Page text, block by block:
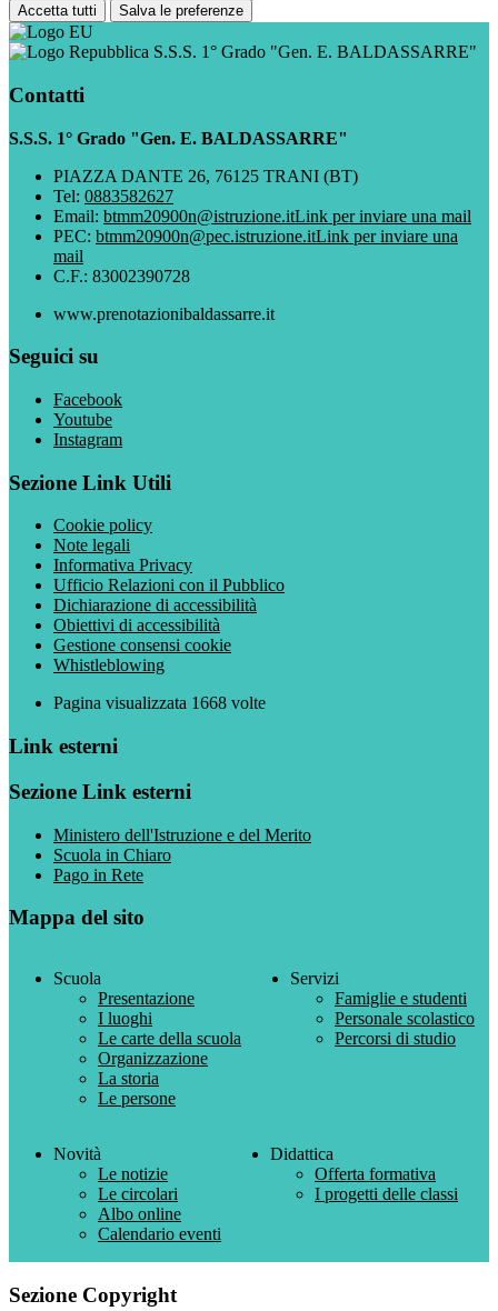
Accetta tutti Salva le preferenze
S.S.S. 1° Grado "Gen. E. BALDASSARRE"
Contatti
S.S.S. 1° Grado "Gen. E. BALDASSARRE"
PIAZZA DANTE 26, 76125 TRANI (BT)
Tel: 0883582627
Email: btmm20900n@istruzione.itLink per inviare una mail
PEC: btmm20900n@pec.istruzione.itLink per inviare una
mail
C.F.: 83002390728
www.prenotazionibaldassarre.it
Seguici su
Facebook
Youtube
Instagram
Sezione Link Utili
Cookie policy
Note legali
Informativa Privacy
Ufficio Relazioni con il Pubblico
Dichiarazione di accessibilità
Obiettivi di accessibilità
Gestione consensi cookie
Whistleblowing
Pagina visualizzata 1668 volte
Link esterni
Sezione Link esterni
Ministero dell'Istruzione e del Merito
Scuola in Chiaro
Pago in Rete
Mappa del sito
Scuola
Presentazione
I luoghi
Le carte della scuola
Organizzazione
La storia
Le persone
Servizi
Famiglie e studenti
Personale scolastico
Percorsi di studio
Novità
Le notizie
Le circolari
Albo online
Calendario eventi
Didattica
Offerta formativa
I progetti delle classi
Sezione Copyright